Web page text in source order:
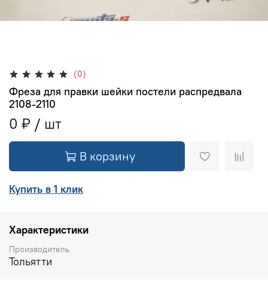
(0)
Фреза для правки шейки постели распредвала
2108-2110
0 ₽
В корзину
Купить в 1 клик
Характеристики
Производитель
Тольятти